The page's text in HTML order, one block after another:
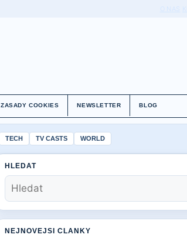
ZASADY COOKIES NEWSLETTER BLOG
TECH TV CASTS WORLD
HLEDAT
NEJNOVEJSI CLANKY